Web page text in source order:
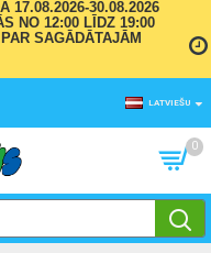
17.08.2026-30.08.2026
NO 12:00 LĪDZ 19:00
SAGĀDĀTAJĀM
LATVIEŠU
0